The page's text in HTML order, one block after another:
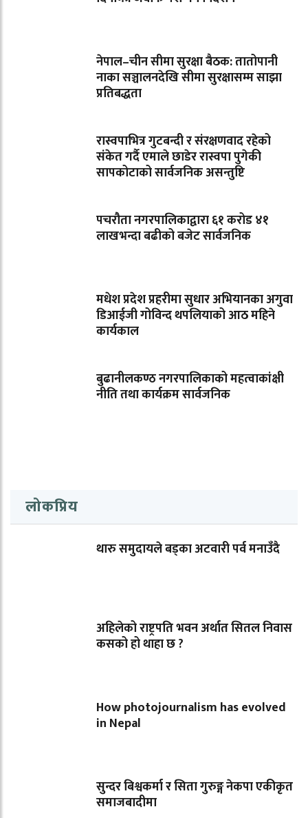
नेपाल–चीन सीमा सुरक्षा बैठक: तातोपानी
नाका सञ्चालनदेखि सीमा सुरक्षासम्म साझा
प्रतिबद्धता
रास्वपाभित्र गुटबन्दी र संरक्षणवाद रहेको
संकेत गर्दै एमाले छाडेर रास्वपा पुगेकी
सापकोटाको सार्वजनिक असन्तुष्टि
पचरौता नगरपालिकाद्वारा ६१ करोड ४१
लाखभन्दा बढीको बजेट सार्वजनिक
मधेश प्रदेश प्रहरीमा सुधार अभियानका अगुवा
डिआईजी गोविन्द थपलियाको आठ महिने
कार्यकाल
बुढानीलकण्ठ नगरपालिकाको महत्वाकांक्षी
नीति तथा कार्यक्रम सार्वजनिक
लोकप्रिय
थारु समुदायले बड्का अटवारी पर्व मनाउँदै
अहिलेको राष्ट्रपति भवन अर्थात सितल निवास
कसको हो थाहा छ ?
How photojournalism has evolved
in Nepal
सुन्दर बिश्वकर्मा र सिता गुरुङ्ग नेकपा एकीकृत
समाजबादीमा